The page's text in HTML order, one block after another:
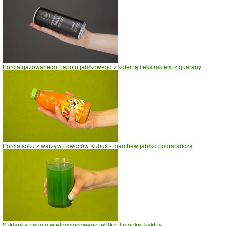
prowadzenie samochodu
Porcja gazowanego napoju jabłkowego z kofeiną i ekstraktem z guarany
Porcja soku z warzyw i owoców Kubuś - marchew jabłko pomarańcza